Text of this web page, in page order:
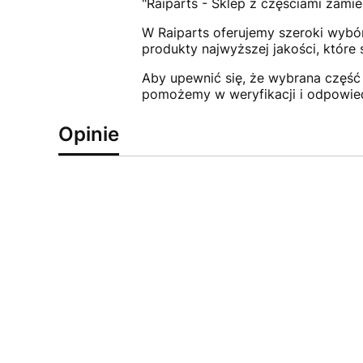
"Raiparts - Sklep z częściami
W Raiparts oferujemy szeroki
produkty najwyższej jakości, które
Aby upewnić się, że wybrana
pomożemy w weryfikacji i
Opinie